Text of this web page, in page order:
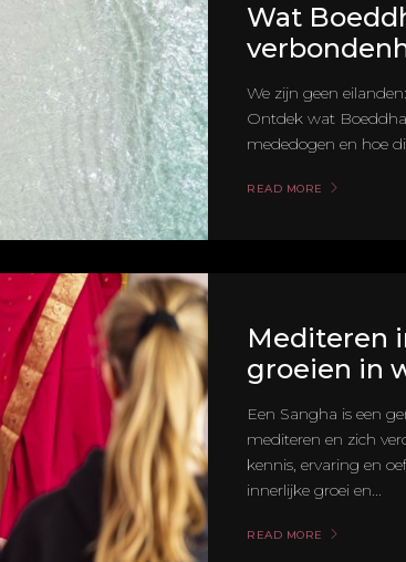
Wat
We zijn geen
Ontdek wat
mededogen en hoe
READ MORE
Mediteren
groeien in
Een Sangha is een
mediteren en zich
kennis, ervaring en
innerlijke groei en...
READ MORE